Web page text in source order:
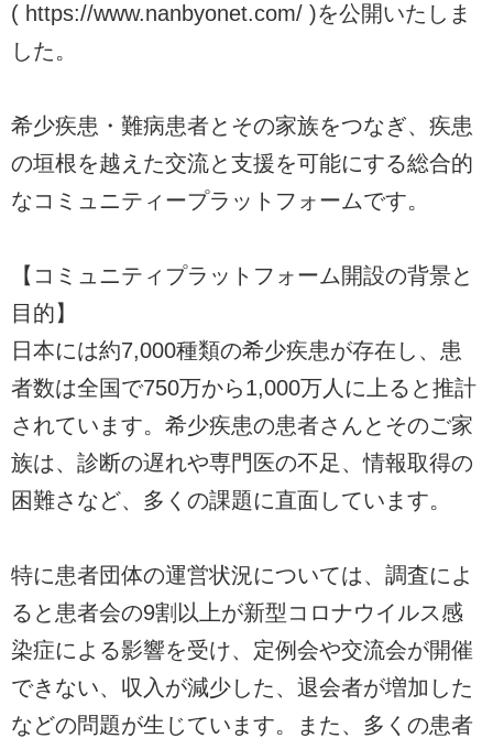
( https://www.nanbyonet.com/ )を公開いたしま
した。
希少疾患・難病患者とその家族をつなぎ、疾患
の垣根を越えた交流と支援を可能にする総合的
なコミュニティープラットフォームです。
【コミュニティプラットフォーム開設の背景と
目的】
日本には約7,000種類の希少疾患が存在し、患
者数は全国で750万から1,000万人に上ると推計
されています。希少疾患の患者さんとそのご家
族は、診断の遅れや専門医の不足、情報取得の
困難さなど、多くの課題に直面しています。
特に患者団体の運営状況については、調査によ
ると患者会の9割以上が新型コロナウイルス感
染症による影響を受け、定例会や交流会が開催
できない、収入が減少した、退会者が増加した
などの問題が生じています。また、多くの患者